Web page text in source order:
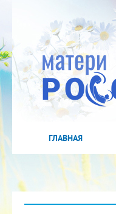
ГЛАВНАЯ